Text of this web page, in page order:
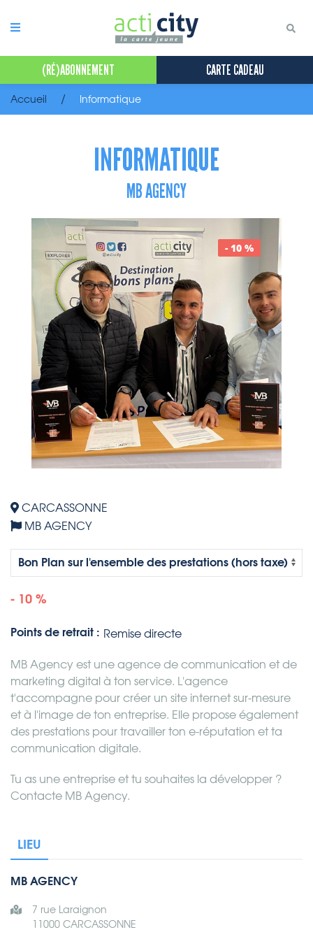
(RÉ)ABONNEMENT CARTE CADEAU
Accueil Informatique
INFORMATIQUE
MB AGENCY
- 10 %
CARCASSONNE
MB AGENCY
- 10 %
Points de retrait : Remise directe
MB Agency est une agence de communication et de
marketing digital à ton service. L'agence
t'accompagne pour créer un site internet sur-mesure
et à l'image de ton entreprise. Elle propose également
des prestations pour travailler ton e-réputation et ta
communication digitale.
Tu as une entreprise et tu souhaites la développer ?
Contacte MB Agency.
LIEU
MB AGENCY
7 rue Laraignon
11000 CARCASSONNE